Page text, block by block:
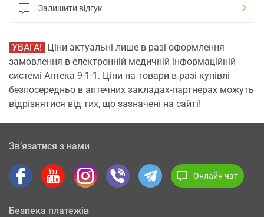
Залишити відгук
УВАГА! Ціни актуальні лише в разі оформлення
замовлення в електронній медичній інформаційній
системі Аптека 9-1-1. Ціни на товари в разі купівлі
безпосередньо в аптечних закладах-партнерах можуть
відрізнятися від тих, що зазначені на сайті!
Зв’язатися з нами
Онлайн чат
Безпека платежів